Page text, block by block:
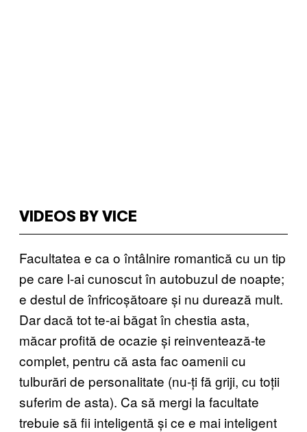
VIDEOS BY VICE
Facultatea e ca o întâlnire romantică cu un tip
pe care l-ai cunoscut în autobuzul de noapte;
e destul de înfricoșătoare și nu durează mult.
Dar dacă tot te-ai băgat în chestia asta,
măcar profită de ocazie și reinventează-te
complet, pentru că asta fac oamenii cu
tulburări de personalitate (nu-ți fă griji, cu toții
suferim de asta). Ca să mergi la facultate
trebuie să fii inteligentă și ce e mai inteligent